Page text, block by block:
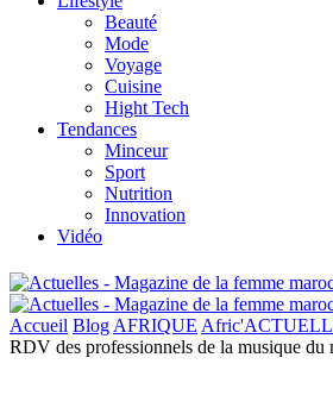
Beauté
Mode
Voyage
Cuisine
Hight Tech
Tendances
Minceur
Sport
Nutrition
Innovation
Vidéo
Accueil Blog AFRIQUE
RDV des professionnels de la musique du